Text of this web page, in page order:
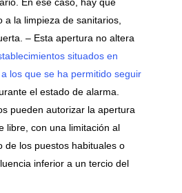
a la limpieza de sanitarios,
– Esta apertura no altera
situados en
los que se ha permitido seguir
el estado de alarma.
pueden autorizar la apertura
libre, con una limitación al
de los puestos habituales o
inferior a un tercio del